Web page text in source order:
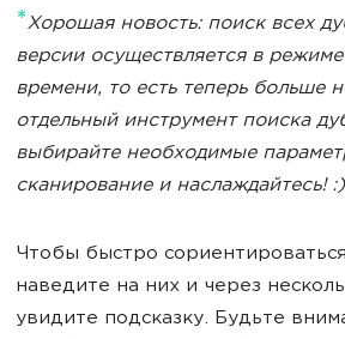
*Хорошая новость: поиск всех
версии осуществляется в режиме
времени, то есть теперь больше
отдельный инструмент поиска
выбирайте необходимые
сканирование и наслаждайтесь! :)
Чтобы быстро
наведите на них и через
увидите подсказку. Будьте